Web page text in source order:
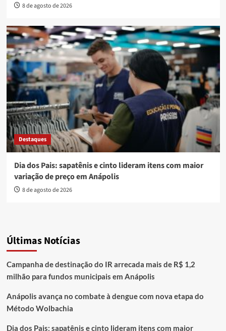
8 de agosto de 2026
Destaques
Dia dos Pais: sapatênis e cinto lideram itens com maior
variação de preço em Anápolis
8 de agosto de 2026